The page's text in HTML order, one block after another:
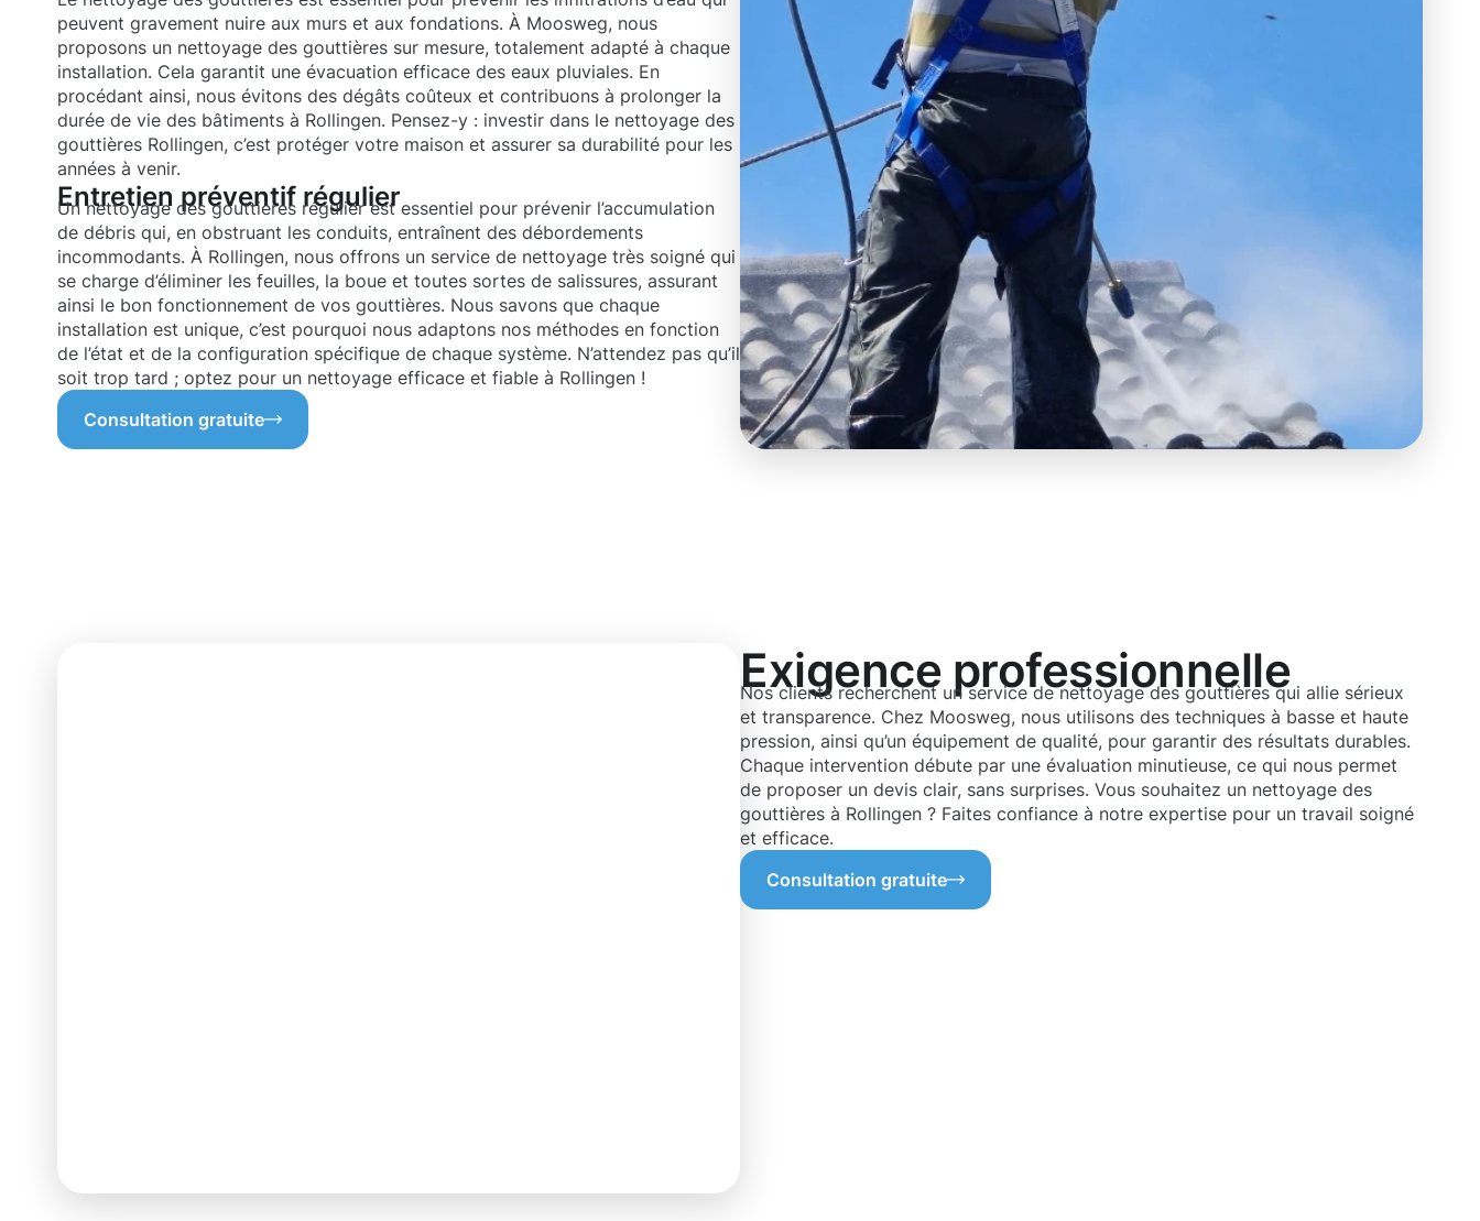
peuvent gravement nuire aux murs et aux fondations. À Moosweg, nous
proposons un nettoyage des gouttières sur mesure, totalement adapté à chaque
installation. Cela garantit une évacuation efficace des eaux pluviales. En
procédant ainsi, nous évitons des dégâts coûteux et contribuons à prolonger la
durée de vie des bâtiments à Rollingen. Pensez-y : investir dans le nettoyage des
gouttières Rollingen, c’est protéger votre maison et assurer sa durabilité pour les
années à venir.
Entretien préventif régulier
Un nettoyage des gouttières régulier est essentiel pour prévenir l’accumulation
de débris qui, en obstruant les conduits, entraînent des débordements
incommodants. À Rollingen, nous offrons un service de nettoyage très soigné qui
se charge d’éliminer les feuilles, la boue et toutes sortes de salissures, assurant
ainsi le bon fonctionnement de vos gouttières. Nous savons que chaque
installation est unique, c’est pourquoi nous adaptons nos méthodes en fonction
de l’état et de la configuration spécifique de chaque système. N’attendez pas qu’il
soit trop tard ; optez pour un nettoyage efficace et fiable à Rollingen !
Consultation gratuite
Exigence professionnelle
Nos clients recherchent un service de nettoyage des gouttières qui allie sérieux
et transparence. Chez Moosweg, nous utilisons des techniques à basse et haute
pression, ainsi qu’un équipement de qualité, pour garantir des résultats durables.
Chaque intervention débute par une évaluation minutieuse, ce qui nous permet
de proposer un devis clair, sans surprises. Vous souhaitez un nettoyage des
gouttières à Rollingen ? Faites confiance à notre expertise pour un travail soigné
et efficace.
Consultation gratuite